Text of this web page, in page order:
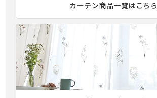
カーテン商品一覧はこちら